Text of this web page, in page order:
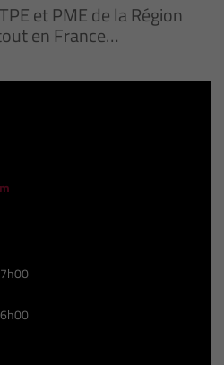
et PME de la Région
en France…